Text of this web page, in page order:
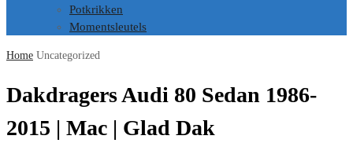
Potkrikken
Momentsleutels
Home Uncategorized
Dakdragers Audi 80 Sedan 1986-
2015 | Mac | Glad Dak